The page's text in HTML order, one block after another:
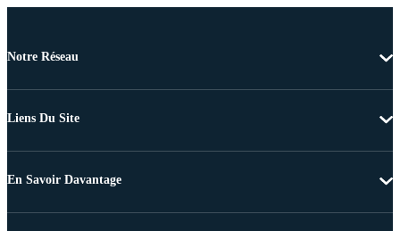
Notre Réseau
Liens Du Site
En Savoir Davantage